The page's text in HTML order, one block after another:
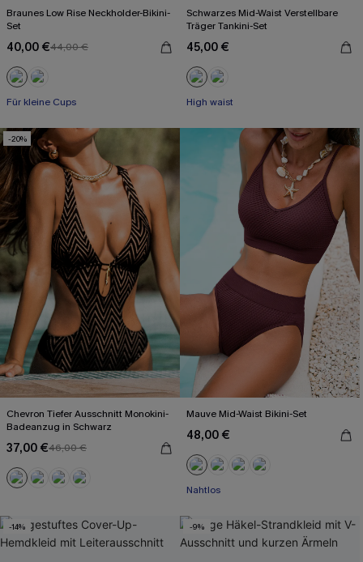
Braunes Low Rise Neckholder-Bikini-
Set
40,00 €44,00 €
Für kleine Cups
Schwarzes Mid-Waist Verstellbare
Träger Tankini-Set
45,00 €
High waist
-20%
Chevron Tiefer Ausschnitt Monokini-
Badeanzug in Schwarz
37,00 €46,00 €
Mauve Mid-Waist Bikini-Set
48,00 €
Nahtlos
-14% -9%